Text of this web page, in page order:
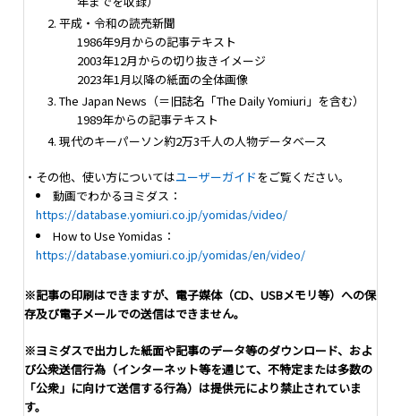
平成・令和の読売新聞
1986年9月からの記事テキスト
2003年12月からの切り抜きイメージ
2023年1月以降の紙面の全体画像
The Japan News（＝旧誌名「The Daily Yomiuri」を含む）
1989年からの記事テキスト
現代のキーパーソン約2万3千人の人物データベース
・その他、使い方についてはユーザーガイドをご覧ください。
動画でわかるヨミダス：
https://database.yomiuri.co.jp/yomidas/video/
How to Use Yomidas：
https://database.yomiuri.co.jp/yomidas/en/video/
※記事の印刷はできますが、電子媒体（CD、USBメモリ等）への保
存及び電子メールでの送信はできません。
※ヨミダスで出力した紙面や記事のデータ等のダウンロード、およ
び公衆送信行為（インターネット等を通じて、不特定または多数の
「公衆」に向けて送信する行為）は提供元により禁止されていま
す。